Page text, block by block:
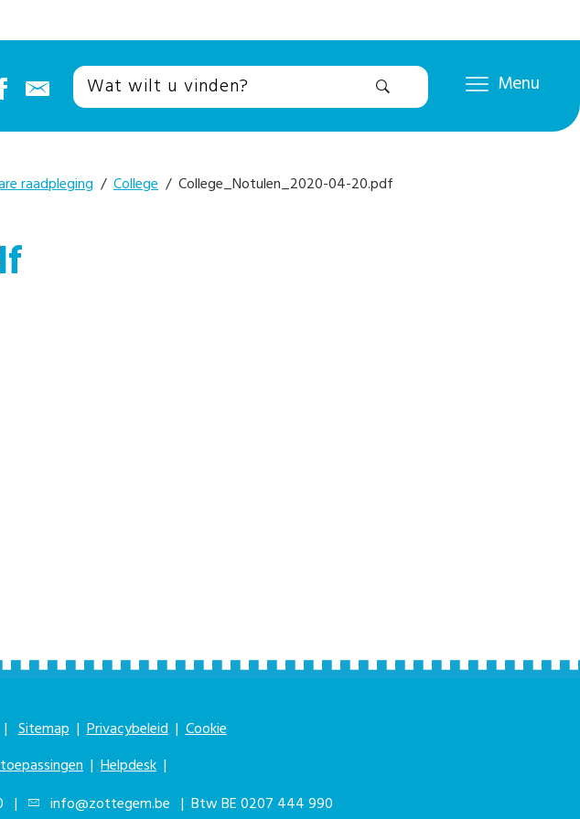
Menu
raadpleging / College / College_Notulen_2020-04-20.pdf
| Sitemap |Privacybeleid |Cookie
| Helpdesk |
| info@zottegem.be | Btw BE 0207 444 990